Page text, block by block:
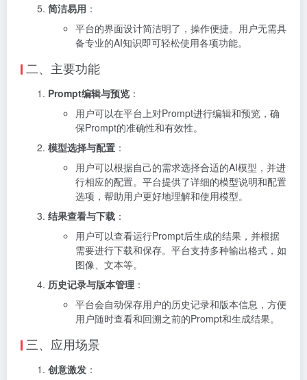
简洁易用 ：
平台的界面设计简洁明了，操作便捷。用户无需具
备专业的AI知识即可轻松使用各项功能。
二、主要功能
Prompt编辑与预览 ：
用户可以在平台上对Prompt进行编辑和预览，确
保Prompt的准确性和有效性。
模型选择与配置 ：
用户可以根据自己的需求选择合适的AI模型，并进
行相应的配置。平台提供了详细的模型说明和配置
选项，帮助用户更好地理解和使用模型。
结果查看与下载 ：
用户可以查看运行Prompt后生成的结果，并根据
需要进行下载和保存。平台支持多种输出格式，如
图像、文本等。
历史记录与版本管理 ：
平台会自动保存用户的历史记录和版本信息，方便
用户随时查看和回溯之前的Prompt和生成结果。
三、应用场景
创意激发 ：